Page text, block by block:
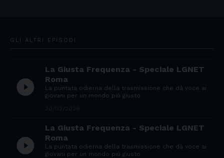
GLI ALTRI EPISODI
play_circle_filled
La Giusta Frequenza - Speciale LGNET
Roma
La puntata odierna della trasmissione che dà voce ai
giovani per un mondo più giusto
play_circle_filled
La Giusta Frequenza - Speciale LGNET
Roma
La puntata odierna della trasmissione che dà voce ai
giovani per un mondo più giusto